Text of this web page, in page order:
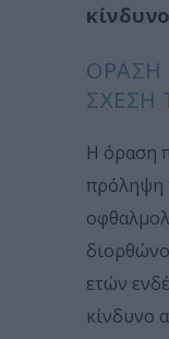
ΟΡΑΣΗ
ΣΧΕΣΗ
Η όραση
πρόληψη
ετών
κίνδυνο